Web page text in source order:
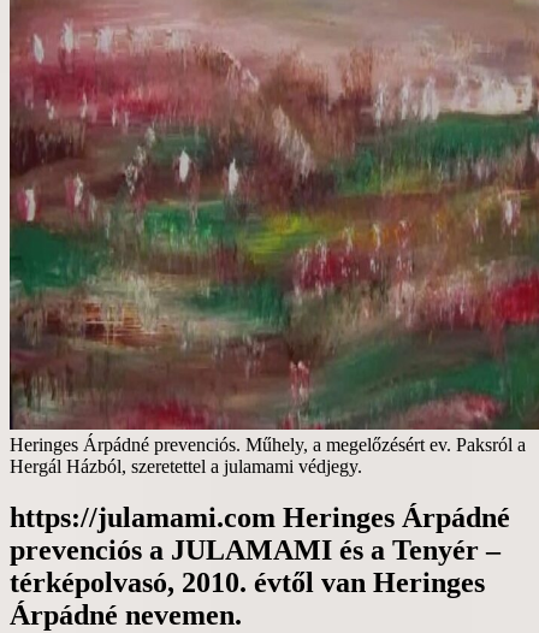
Heringes Árpádné prevenciós. Műhely, a megelőzésért ev. Paksról a
Hergál Házból, szeretettel a julamami védjegy.
https://julamami.com Heringes Árpádné
prevenciós a JULAMAMI és a Tenyér –
térképolvasó, 2010. évtől van Heringes
Árpádné nevemen.